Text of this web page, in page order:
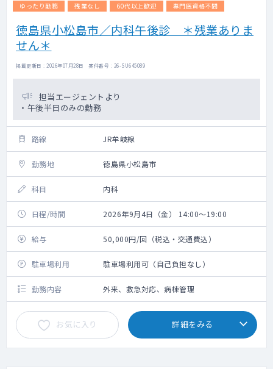
ゆったり勤務
残業なし 60代以上歓迎 専門医資格不問
徳島県小松島市／内科午後診 ＊残業ありま
せん＊
掲載更新日 : 2026年07月28日 案件番号 : 26-SU645089
担当エージェントより
・午後半日のみの勤務
路線 JR牟岐線
勤務地 徳島県小松島市
科目 内科
日程/時間 2026年9月4日（金） 14:00～19:00
給与 50,000円/回（税込・交通費込）
駐車場利用 駐車場利用可（自己負担なし）
勤務内容 外来、救急対応、病棟管理
お気に入り 詳細をみる